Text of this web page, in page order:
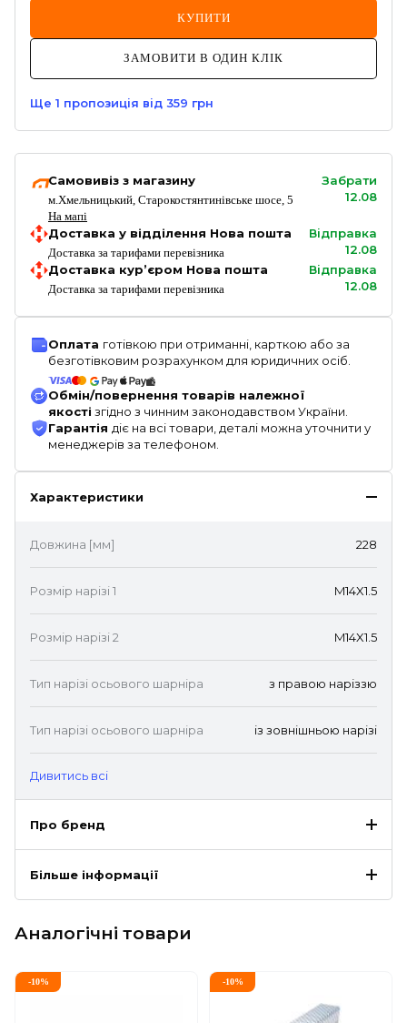
КУПИТИ
ЗАМОВИТИ В ОДИН КЛІК
Ще 1 пропозиція від 359 грн
Самовивіз з магазину
м.Хмельницький, Старокостянтинівське шосе, 5
На мапі
Забрати
12.08
Доставка у відділення Нова пошта
Доставка за тарифами перевізника
Відправка
12.08
Доставка кур’єром Нова пошта
Доставка за тарифами перевізника
Відправка
12.08
Оплата готівкою при отриманні, карткою або за
безготівковим розрахунком для юридичних осіб.
Обмін/повернення товарів належної
якості згідно з чинним законодавством України.
Гарантія діє на всі товари, деталі можна уточнити у
менеджерів за телефоном.
Характеристики
Довжина [мм] 228
Розмір нарізі 1 M14X1.5
Розмір нарізі 2 M14X1.5
Тип нарізі осьового шарніра з правою наріззю
Тип нарізі осьового шарніра із зовнішньою нарізі
Дивитись всі
Про бренд
Більше інформації
Аналогічні товари
-10% -10%